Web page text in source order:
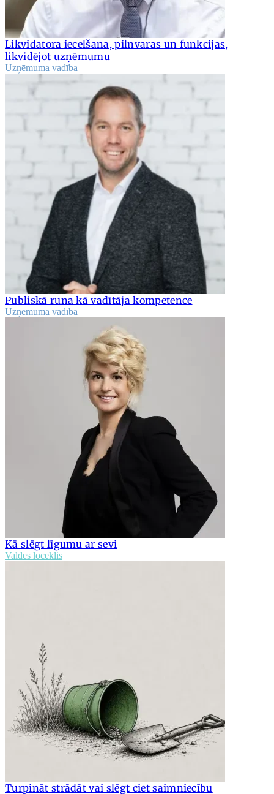
Likvidatora iecelšana, pilnvaras un funkcijas,
likvidējot uzņēmumu
Uzņēmuma vadība
Publiskā runa kā vadītāja kompetence
Uzņēmuma vadība
Kā slēgt līgumu ar sevi
Valdes loceklis
Turpināt strādāt vai slēgt ciet saimniecību